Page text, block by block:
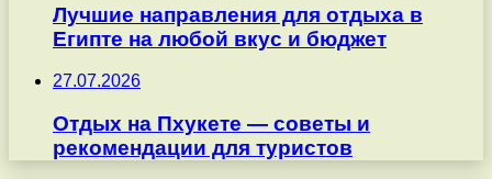
Лучшие направления для отдыха в
Египте на любой вкус и бюджет
27.07.2026
Отдых на Пхукете — советы и
рекомендации для туристов